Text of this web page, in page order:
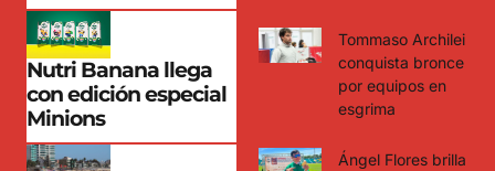
Nutri Banana llega
con edición especial
Minions
Tommaso Archilei
conquista bronce
por equipos en
esgrima
Ángel Flores brilla